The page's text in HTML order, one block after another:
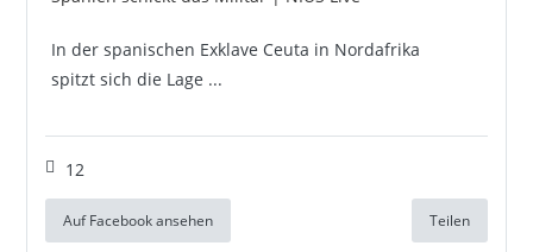
In der spanischen Exklave Ceuta in Nordafrika
spitzt sich die Lage ...
12
Auf Facebook ansehen Teilen